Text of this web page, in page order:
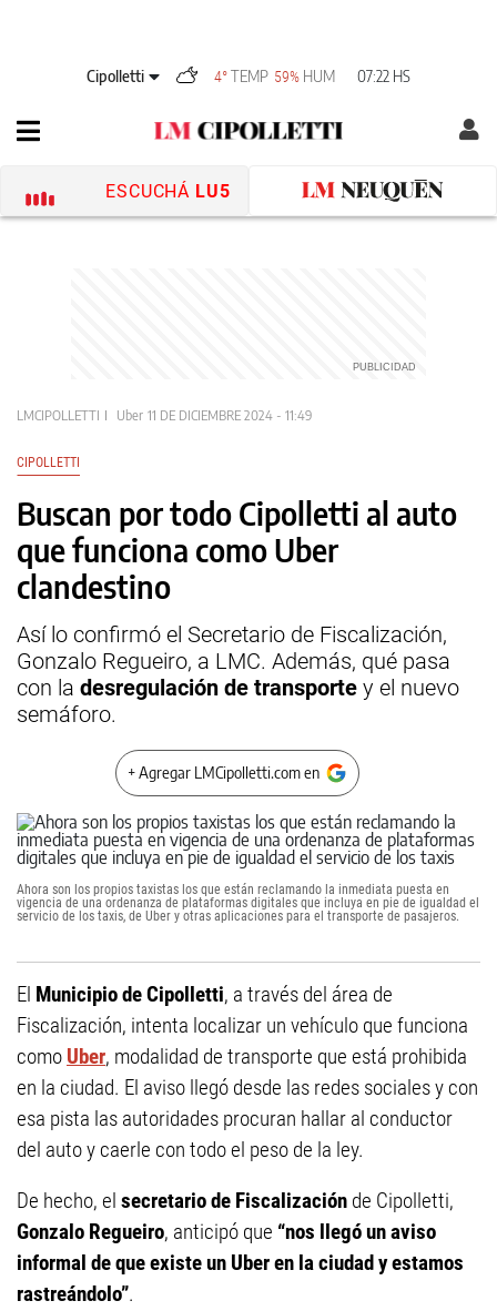
Cipolletti 4°TEMP 59% HUM 07:22 HS
ESCUCHÁ LU5
LMCIPOLLETTI Uber 11 DE DICIEMBRE 2024 - 11:49
CIPOLLETTI
Buscan por todo Cipolletti al auto
que funciona como Uber
clandestino
Así lo confirmó el Secretario de Fiscalización,
Gonzalo Regueiro, a LMC. Además, qué pasa
con la desregulación de transporte y el nuevo
semáforo.
+ Agregar LMCipolletti.com en
Ahora son los propios taxistas los que están reclamando la inmediata puesta en
vigencia de una ordenanza de plataformas digitales que incluya en pie de igualdad el
servicio de los taxis, de Uber y otras aplicaciones para el transporte de pasajeros.
El Municipio de Cipolletti, a través del área de
Fiscalización, intenta localizar un vehículo que funciona
como Uber, modalidad de transporte que está prohibida
en la ciudad. El aviso llegó desde las redes sociales y con
esa pista las autoridades procuran hallar al conductor
del auto y caerle con todo el peso de la ley.
De hecho, el secretario de Fiscalización de Cipolletti,
Gonzalo Regueiro, anticipó que “nos llegó un aviso
informal de que existe un Uber en la ciudad y estamos
rastreándolo”.